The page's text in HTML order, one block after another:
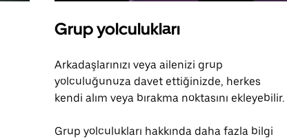
Grup yolculukları
Arkadaşlarınızı veya ailenizi grup
yolculuğunuza davet ettiğinizde, herkes
kendi alım veya bırakma noktasını ekleyebilir.
Grup yolculukları hakkında daha fazla bilgi